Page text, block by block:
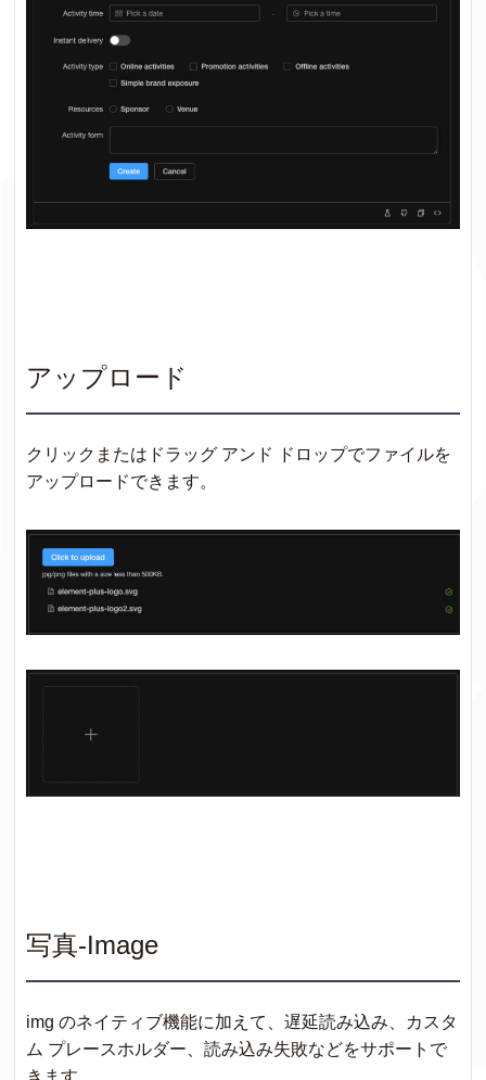
アップロード
クリックまたはドラッグ アンド ドロップでファイルを
アップロードできます。
写真-Image
img のネイティブ機能に加えて、遅延読み込み、カスタ
ム プレースホルダー、読み込み失敗などをサポートで
きます。